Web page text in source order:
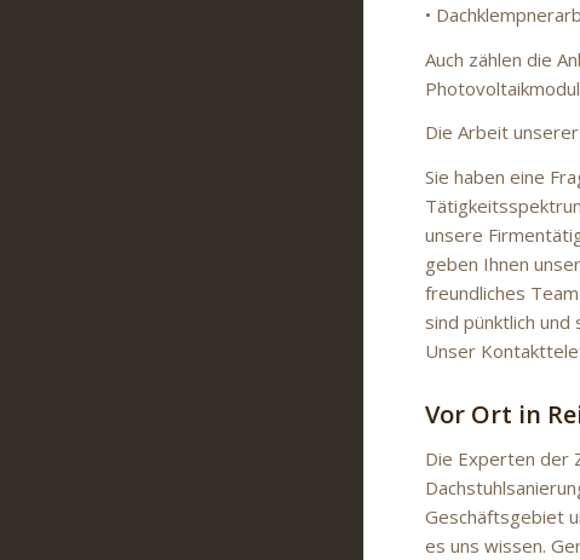
•
Auch zählen die
Die Arbeit
Sie haben eine
unsere
geben Ihnen
freundliches
sind pünktlich
Unser
Vor Ort in
Die Experten der
Geschäftsgebiet
es uns wissen.